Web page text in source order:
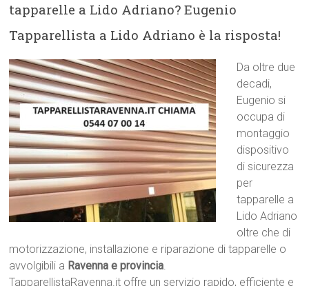
tapparelle a Lido Adriano? Eugenio
Tapparellista a Lido Adriano è la risposta!
Da oltre due
decadi,
Eugenio si
occupa di
montaggio
dispositivo
di sicurezza
per
tapparelle a
Lido Adriano
oltre che di
motorizzazione, installazione e riparazione di tapparelle o
avvolgibili a Ravenna e provincia.
TapparellistaRavenna.it offre un servizio rapido, efficiente e